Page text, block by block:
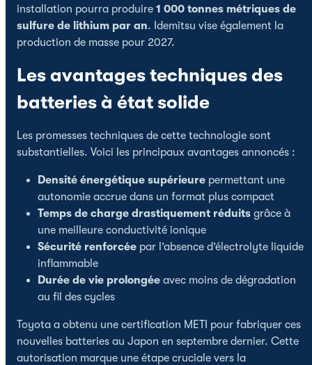
installation pourra produire 1 000 tonnes métriques de
sulfure de lithium par an. Idemitsu vise également la
production de masse pour 2027.
Les avantages techniques des
batteries à état solide
Les promesses techniques de cette technologie sont
substantielles. Voici les principaux avantages annoncés :
Densité énergétique supérieure permettant une
autonomie accrue dans un format plus compact
Temps de charge drastiquement réduits grâce à
une meilleure conductivité ionique
Sécurité renforcée par l’absence d’électrolyte liquide
inflammable
Durée de vie prolongée avec moins de dégradation
au fil des cycles
Toyota a obtenu une certification METI pour fabriquer ces
nouvelles batteries au Japon en septembre dernier. Cette
autorisation marque une étape cruciale vers la